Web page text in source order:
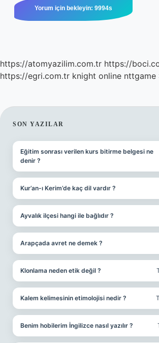
https://atomyazilim.com.tr https://
https://egri.com.tr knight online nttgame
SIDEBAR
SON YAZILAR
Eğitim sonrası verilen kurs bitirme belgesi ne
denir ?
Kur’an-ı Kerim’de kaç dil vardır ?
Ayvalık ilçesi hangi ile bağlıdır ?
Arapçada avret ne demek ?
Klonlama neden etik değil ?
Kalem kelimesinin etimolojisi nedir ?
Benim hobilerim İngilizce nasıl yazılır ?